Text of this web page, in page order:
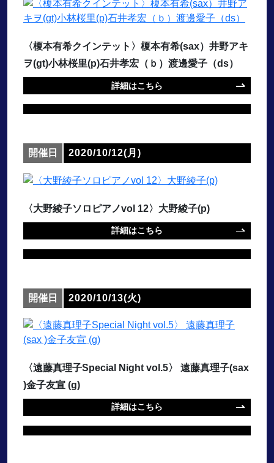
〈榎本有希クインテット〉榎本有希(sax）井野アキ
ヲ(gt)小林桜里(p)石井孝宏（ｂ）渡邊愛子（ds）
詳細はこちら
開催日 2020/10/12(月)
〈大野綾子ソロピアノvol 12〉大野綾子(p)
詳細はこちら
開催日 2020/10/13(火)
〈遠藤真理子Special Night vol.5〉 遠藤真理子(sax
)金子友宣 (g)
詳細はこちら